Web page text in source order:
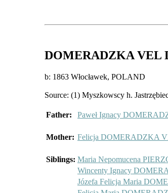
DOMERADZKA VEL
b: 1863 Włocławek, POLAND
Source: (1) Myszkowscy h.
Father: Paweł Ignacy
Mother: Felicja DOMERADZKA
Siblings: Maria Nepomucena
Wincenty Ignacy
Józefa Felicja Maria